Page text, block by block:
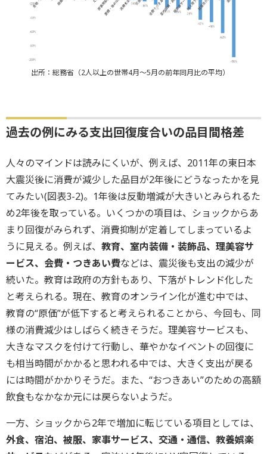
出所：総務省（2人以上の世帯4月～5月の前年同月比の平均）
過去の例にみる支出回復度合いの品目間格差
人々のマインドは読みにくいが、例えば、2011年の東日本
大震災後に消費が減少した品目が2年後にどうなったかを見
てみたい(図表3-2)。1年後は反動増減が大きいとみられるた
め2年後を取っている。いくつかの項目は、ショックからあ
まり回復がみられず、消費抑制が定着してしまっているよ
うに見える。例えば、 教育、室内装備・装飾品、理美容サ
ービス、会費・つきあい費などは、震災後も支出の減少が
続いた。教育は政府の方針もあり、下落がトレンド化した
と考えられる。現在、教育のオンライン化が進む中では、
教育の“原価”が低下すると考えられることから、今回も、同
様の消費減少はしばらく続きそうだ。理美容サービスも、
大きなマスクを付けて行動し、華やかなイベントの回復に
も相当時間がかかると思われる中では、大きく支出が戻る
には時間がかかりそうだ。また、“おつきあい”のための高額
飲食もなかなか元には戻らないようだ。
一方、ショックから2年で増加に転じている項目としては、
外食、宿泊、被服、家事サービス、交通・通信、教養娯楽